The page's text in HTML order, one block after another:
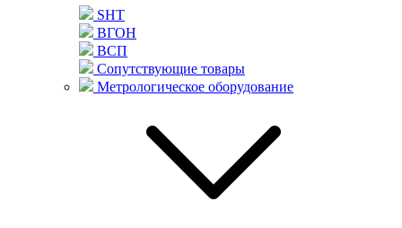
SHT
ВГОН
ВСП
Сопутствующие товары
Метрологическое оборудование